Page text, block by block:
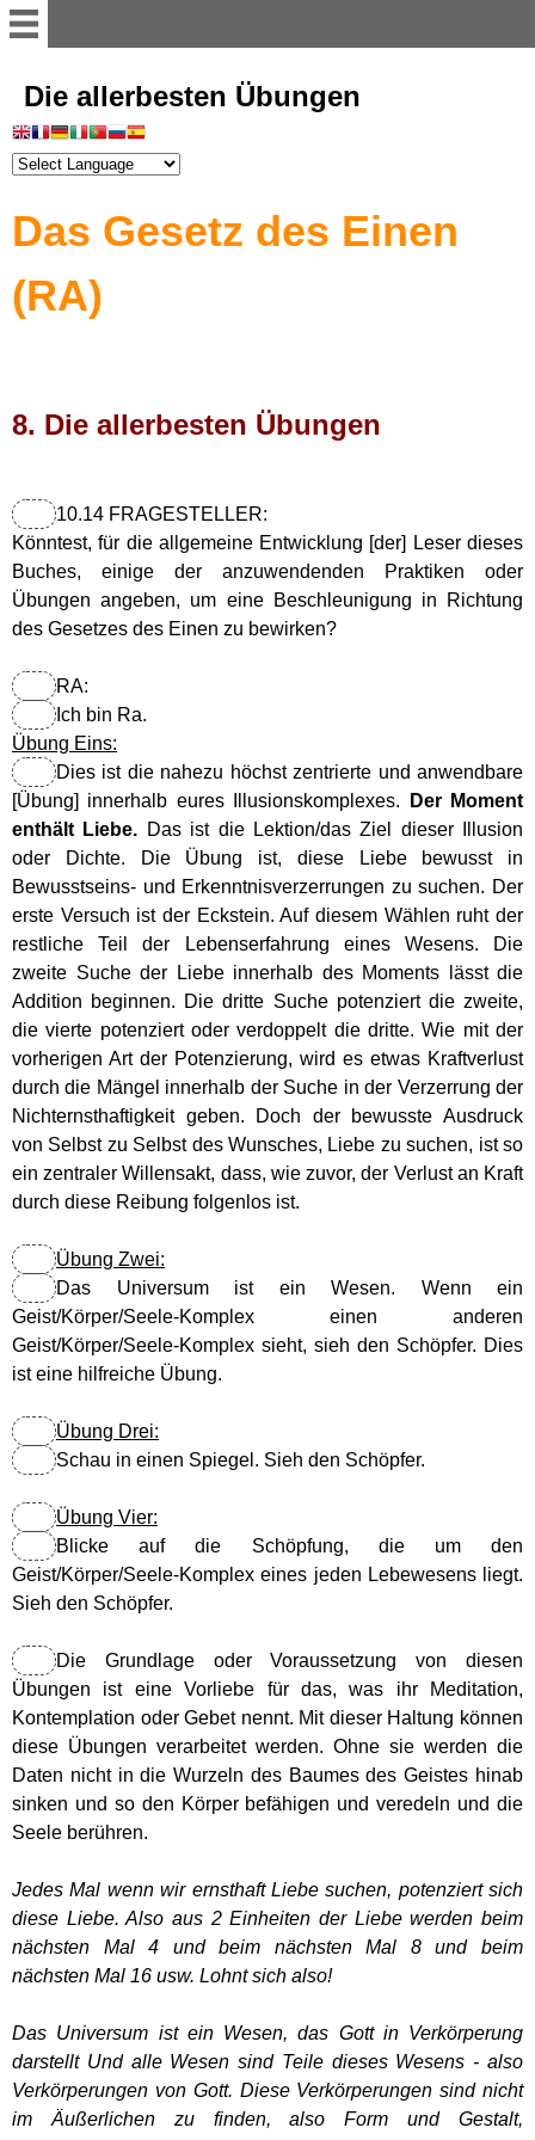
Willkommen
Register
Vorwort
Einführung
Dimensionen
Astralwesen
Chakren
Geistwesen
Lichtwesen
Transformation
Energiezentren Übersicht
Tägliche Übungen
Gefährliche Meditationen
Lebensenergie
Körper
Jesus
Vorbilder
Das Gesetz des Einen (RA)
Weisheiten
Impressum & Datenschutz-
Oriano´s Blog
Direkter Kontakt
Mitglieder
Die allerbesten Übungen
Das Gesetz des Einen
(RA)
8. Die allerbesten Übungen
10.14 FRAGESTELLER:
Könntest, für die allgemeine Entwicklung [der] Leser dieses
Buches, einige der anzuwendenden Praktiken oder
Übungen angeben, um eine Beschleunigung in Richtung
des Gesetzes des Einen zu bewirken?
RA:
Ich bin Ra.
Übung Eins:
Dies ist die nahezu höchst zentrierte und anwendbare
[Übung] innerhalb eures Illusionskomplexes.
Der Moment
enthält Liebe. Das ist die Lektion/das Ziel dieser Illusion
oder Dichte. Die Übung ist, diese Liebe bewusst in
Bewusstseins- und Erkenntnisverzerrungen zu suchen. Der
erste Versuch ist der Eckstein. Auf diesem Wählen ruht der
restliche Teil der Lebenserfahrung eines Wesens. Die
zweite Suche der Liebe innerhalb des Moments lässt die
Addition beginnen. Die dritte Suche potenziert die zweite,
die vierte potenziert oder verdoppelt die dritte. Wie mit der
vorherigen Art der Potenzierung, wird es etwas Kraftverlust
durch die Mängel innerhalb der Suche in der Verzerrung der
Nichternsthaftigkeit geben. Doch der bewusste Ausdruck
von Selbst zu Selbst des Wunsches, Liebe zu suchen, ist so
ein zentraler Willensakt, dass, wie zuvor, der Verlust an Kraft
durch diese Reibung folgenlos ist.
Übung Zwei:
Das Universum ist ein Wesen. Wenn ein
Geist/Körper/Seele-Komplex einen anderen
Geist/Körper/Seele-Komplex sieht, sieh den Schöpfer. Dies
ist eine hilfreiche Übung.
Übung Drei:
Schau in einen Spiegel. Sieh den Schöpfer.
Übung Vier:
Blicke auf die Schöpfung, die um den
Geist/Körper/Seele-Komplex eines jeden Lebewesens liegt.
Sieh den Schöpfer.
Die Grundlage oder Voraussetzung von diesen
Übungen ist eine Vorliebe für das, was ihr Meditation,
Kontemplation oder Gebet nennt. Mit dieser Haltung können
diese Übungen verarbeitet werden. Ohne sie werden die
Daten nicht in die Wurzeln des Baumes des Geistes hinab
sinken und so den Körper befähigen und veredeln und die
Seele berühren.
Jedes Mal wenn wir ernsthaft Liebe suchen, potenziert sich
diese Liebe. Also aus 2 Einheiten der Liebe werden beim
nächsten Mal 4 und beim nächsten Mal 8 und beim
nächsten Mal 16 usw. Lohnt sich also!
Das Universum ist ein Wesen, das Gott in Verkörperung
darstellt Und alle Wesen sind Teile dieses Wesens - also
Verkörperungen von Gott. Diese Verkörperungen sind nicht
im Äußerlichen zu finden, also Form und Gestalt,